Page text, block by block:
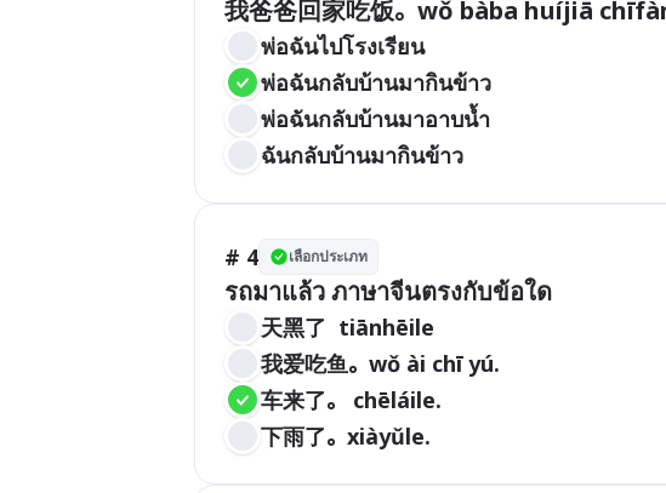
พ่อฉันไปโรงเรียน
พ่อฉันกลับบ้านมากินข้าว
พ่อฉันกลับบ้านมาอาบน้ำ
ฉันกลับบ้านมากินข้าว
# 4 เลือกประเภท
天黑了  tiānhēile
我爱吃鱼。wǒ ài chī yú.
车来了。 chēláile.
下雨了。xiàyǔle.